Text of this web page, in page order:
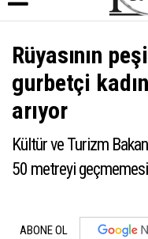
Rüyasının
gurbetçi
arıyor
Kültür ve Turizm
50 metreyi
ABONE OL